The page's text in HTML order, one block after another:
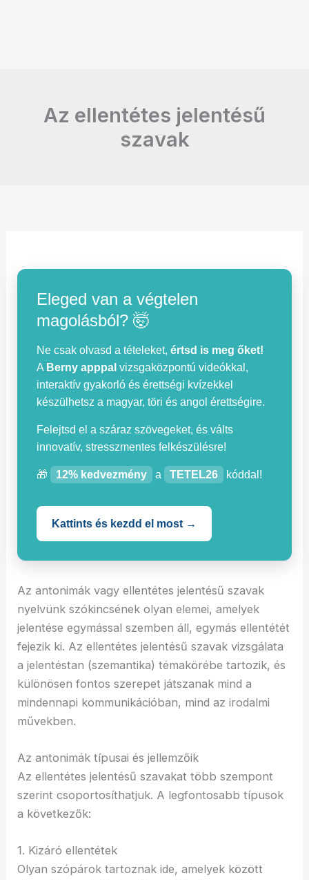
Az ellentétes jelentésű
szavak
Eleged van a végtelen
magolásból? 🤯
Ne csak olvasd a tételeket,értsd is meg őket!
A Berny apppal vizsgaközpontú videókkal,
interaktív gyakorló és érettségi kvízekkel
készülhetsz a magyar, töri és angol érettségire.
Felejtsd el a száraz szövegeket, és válts
innovatív, stresszmentes felkészülésre!
🎁 12% kedvezmény a TETEL26 kóddal!
Kattints és kezdd el most →
Az antonimák vagy ellentétes jelentésű szavak
nyelvünk szókincsének olyan elemei, amelyek
jelentése egymással szemben áll, egymás ellentétét
fejezik ki. Az ellentétes jelentésű szavak vizsgálata
a jelentéstan (szemantika) témakörébe tartozik, és
különösen fontos szerepet játszanak mind a
mindennapi kommunikációban, mind az irodalmi
művekben.
Az antonimák típusai és jellemzőik
Az ellentétes jelentésű szavakat több szempont
szerint csoportosíthatjuk. A legfontosabb típusok
a következők:
1. Kizáró ellentétek
Olyan szópárok tartoznak ide, amelyek között